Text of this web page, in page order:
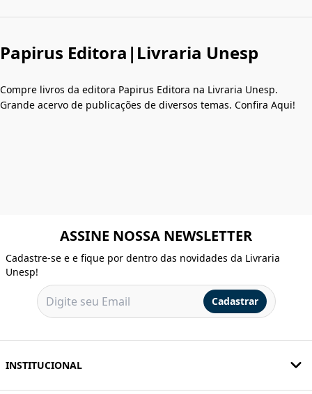
Papirus Editora|Livraria Unesp
Compre livros da editora Papirus Editora na Livraria Unesp.
Grande acervo de publicações de diversos temas. Confira Aqui!
ASSINE NOSSA NEWSLETTER
Cadastre-se e e fique por dentro das novidades da Livraria
Unesp!
Cadastrar
INSTITUCIONAL